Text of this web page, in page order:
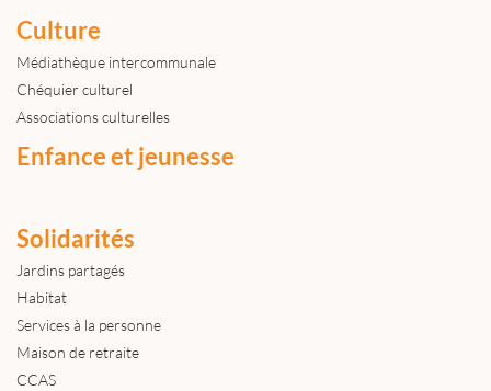
Culture
Médiathèque intercommunale
Chéquier culturel
Associations culturelles
Enfance et jeunesse
Solidarités
Jardins partagés
Habitat
Services à la personne
Maison de retraite
CCAS